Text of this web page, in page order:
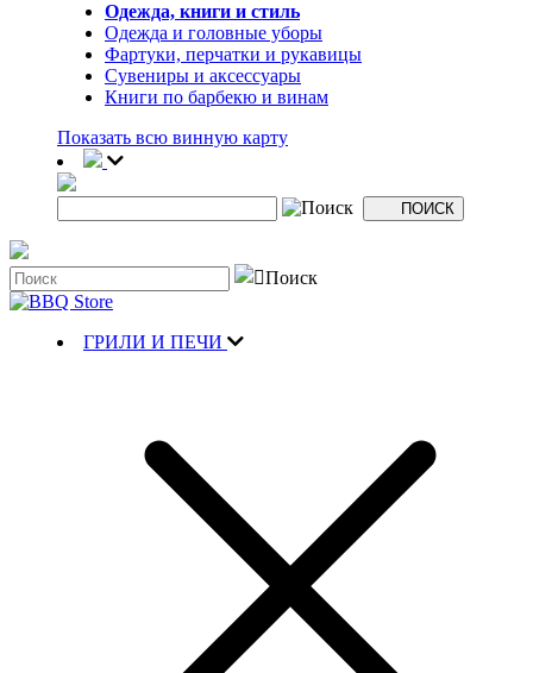
Одежда, книги и стиль
Одежда и головные уборы
Фартуки, перчатки и рукавицы
Сувениры и аксессуары
Книги по барбекю и винам
Показать всю винную карту
ГРИЛИ И ПЕЧИ